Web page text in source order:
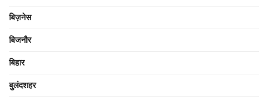
बिज़नेस
बिजनौर
बिहार
बुलंदशहर